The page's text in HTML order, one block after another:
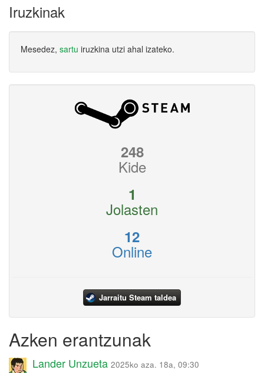
Iruzkinak
Mesedez, sartu iruzkina utzi ahal izateko.
248
Kide
1
Jolasten
12
Online
Jarraitu Steam taldea
Azken erantzunak
Lander Unzueta 2025ko aza. 18a, 09:30